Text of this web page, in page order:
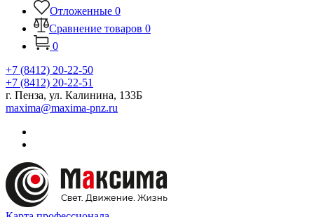
Отложенные 0
Сравнение товаров 0
0
+7 (8412) 20-22-50
+7 (8412) 20-22-51
г. Пенза, ул. Калинина, 133Б
maxima@maxima-pnz.ru